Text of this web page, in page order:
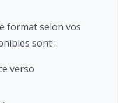
format selon vos
sont :
verso